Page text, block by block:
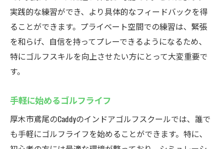
実践的な練習ができ、より具体的なフィードバックを得
ることができます。プライベート空間での練習は、緊張
を和らげ、自信を持ってプレーできるようになるため、
特にゴルフスキルを向上させたい方にとって大変重要で
す。
手軽に始めるゴルフライフ
厚木市鳶尾のCaddyのインドアゴルフスクールでは、誰で
も手軽にゴルフライフを始めることができます。特に、